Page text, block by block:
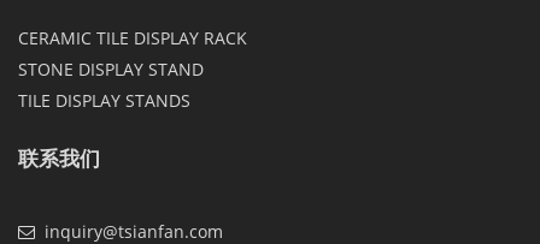
CERAMIC TILE DISPLAY RACK
STONE DISPLAY STAND
TILE DISPLAY STANDS
联系我们
inquiry@tsianfan.com